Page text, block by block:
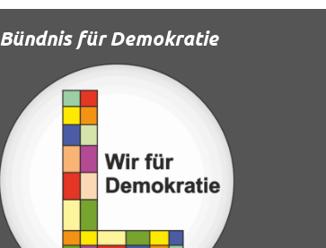
Bündnis für Demokratie